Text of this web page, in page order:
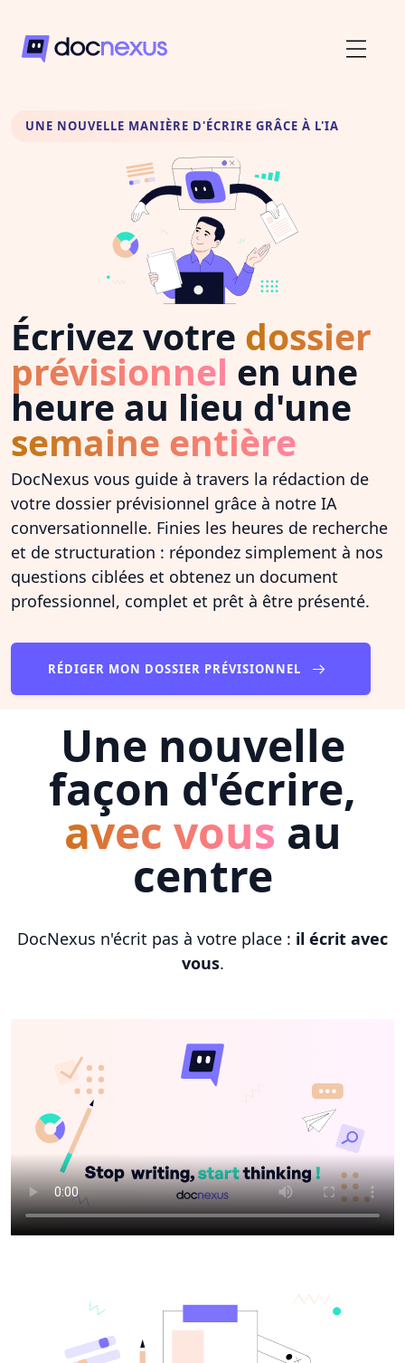
UNE NOUVELLE MANIÈRE D'ÉCRIRE GRÂCE À L'IA
Écrivez votre dossier
prévisionnel en une
heure au lieu d'une
semaine entière
DocNexus vous guide à travers la rédaction de
votre dossier prévisionnel grâce à notre IA
conversationnelle. Finies les heures de recherche
et de structuration : répondez simplement à nos
questions ciblées et obtenez un document
professionnel, complet et prêt à être présenté.
RÉDIGER MON DOSSIER PRÉVISIONNEL
Une nouvelle
façon d'écrire,
avec vous au
centre
DocNexus n'écrit pas à votre place : il écrit avec
vous.